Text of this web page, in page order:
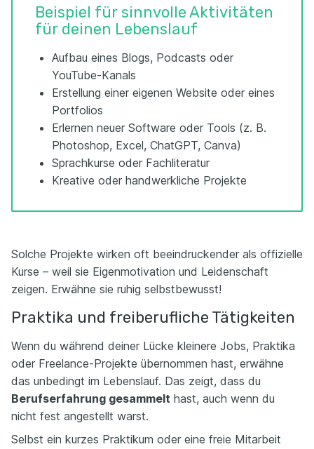
Beispiel für sinnvolle Aktivitäten
für deinen Lebenslauf
Aufbau eines Blogs, Podcasts oder
YouTube-Kanals
Erstellung einer eigenen Website oder eines
Portfolios
Erlernen neuer Software oder Tools (z. B.
Photoshop, Excel, ChatGPT, Canva)
Sprachkurse oder Fachliteratur
Kreative oder handwerkliche Projekte
Solche Projekte wirken oft beeindruckender als offizielle
Kurse – weil sie Eigenmotivation und Leidenschaft
zeigen. Erwähne sie ruhig selbstbewusst!
Praktika und freiberufliche Tätigkeiten
Wenn du während deiner Lücke kleinere Jobs, Praktika
oder Freelance-Projekte übernommen hast, erwähne
das unbedingt im Lebenslauf. Das zeigt, dass du
Berufserfahrung gesammelt hast, auch wenn du
nicht fest angestellt warst.
Selbst ein kurzes Praktikum oder eine freie Mitarbeit